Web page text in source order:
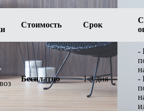
Стоимость Срок
Бесплатно 1-3 дня
-
-